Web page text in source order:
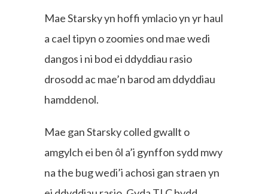
Mae Starsky yn hoffi ymlacio yn yr haul
a cael tipyn o zoomies ond mae wedi
dangos i ni bod ei ddyddiau rasio
drosodd ac mae’n barod am ddyddiau
hamddenol.
Mae gan Starsky colled gwallt o
amgylch ei ben ôl a’i gynffon sydd mwy
na the bug wedi’i achosi gan straen yn